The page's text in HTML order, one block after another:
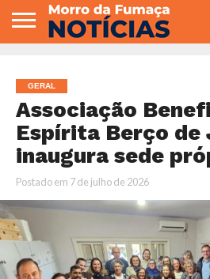
VEREADORES
GERAL
Associação
Espírita Berço de
inaugura sede
Postado em 7 de julho de 2026